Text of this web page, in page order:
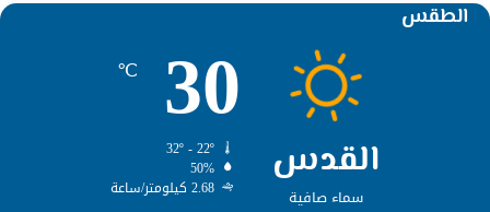
الطقس
القدس
سماء صافية
30
℃
50%
2.68 كيلومتر/ساعة